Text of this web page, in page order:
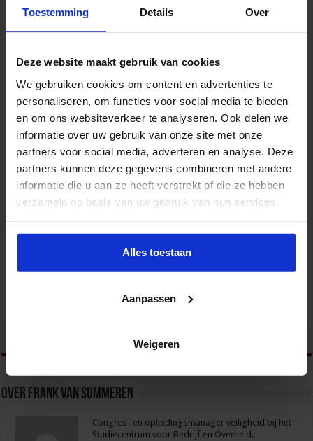
Toestemming Details Over
Deze website maakt gebruik van cookies
We gebruiken cookies om content en advertenties te
personaliseren, om functies voor social media te bieden
en om ons websiteverkeer te analyseren. Ook delen we
informatie over uw gebruik van onze site met onze
partners voor social media, adverteren en analyse. Deze
partners kunnen deze gegevens combineren met andere
informatie die u aan ze heeft verstrekt of die ze hebben
verzameld op basis van uw gebruik van hun services.
Alles toestaan
Aanpassen
Weigeren
VEILIGHEID
Jaaropleiding Bedrijfskundig
Over Frank van Summeren
Congres- en opleidingsmanager veiligheid bij het
Studiecentrum voor Bedrijf en Overheid.